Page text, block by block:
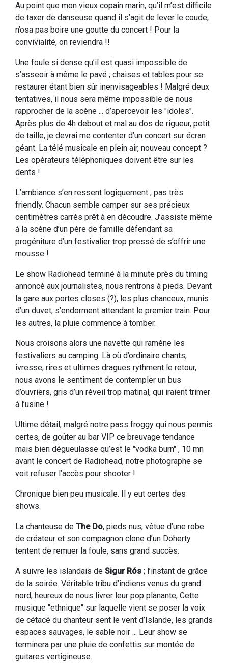
Au point que mon vieux copain marin, qu’il m’est difficile
de taxer de danseuse quand il s’agit de lever le coude,
n’osa pas boire une goutte du concert ! Pour la
convivialité, on reviendra !!
Une foule si dense qu’il est quasi impossible de
s’asseoir à même le pavé ; chaises et tables pour se
restaurer étant bien sûr inenvisageables ! Malgré deux
tentatives, il nous sera même impossible de nous
rapprocher de la scène ... d’apercevoir les "idoles".
Après plus de 4h debout et mal au dos de rigueur, petit
de taille, je devrai me contenter d’un concert sur écran
géant. La télé musicale en plein air, nouveau concept ?
Les opérateurs téléphoniques doivent être sur les
dents !
L’ambiance s’en ressent logiquement ; pas très
friendly. Chacun semble camper sur ses précieux
centimètres carrés prêt à en découdre. J’assiste même
à la scène d’un père de famille défendant sa
progéniture d’un festivalier trop pressé de s’offrir une
mousse !
Le show Radiohead terminé à la minute près du timing
annoncé aux journalistes, nous rentrons à pieds. Devant
la gare aux portes closes (?), les plus chanceux, munis
d’un duvet, s’endorment attendant le premier train. Pour
les autres, la pluie commence à tomber.
Nous croisons alors une navette qui ramène les
festivaliers au camping. Là où d’ordinaire chants,
ivresse, rires et ultimes dragues rythment le retour,
nous avons le sentiment de contempler un bus
d’ouvriers, gris d’un réveil trop matinal, qui iraient trimer
à l’usine !
Ultime détail, malgré notre pass froggy qui nous permis
certes, de goûter au bar VIP ce breuvage tendance
mais bien dégueulasse qu’est le "vodka burn" , 10 mn
avant le concert de Radiohead, notre photographe se
voit refuser l’accès pour shooter !
Chronique bien peu musicale. Il y eut certes des
shows.
La chanteuse de The Do, pieds nus, vêtue d’une robe
de créateur et son compagnon clone d’un Doherty
tentent de remuer la foule, sans grand succès.
A suivre les islandais de Sigur Rós ; l’instant de grâce
de la soirée. Véritable tribu d’indiens venus du grand
nord, heureux de nous livrer leur pop planante, Cette
musique "ethnique" sur laquelle vient se poser la voix
de cétacé du chanteur sent le vent d’Islande, les grands
espaces sauvages, le sable noir ... Leur show se
terminera par une pluie de confettis sur montée de
guitares vertigineuse.